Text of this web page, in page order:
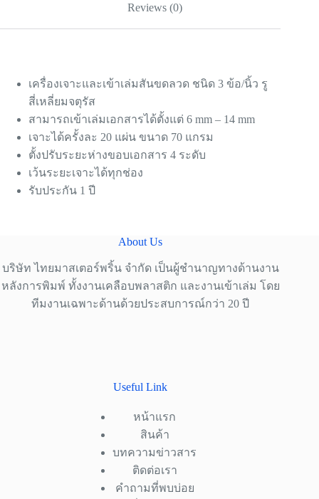
Reviews (0)
เครื่องเจาะและเข้าเล่มสันขดลวด ชนิด 3 ข้อ/นิ้ว รู
สี่เหลี่ยมจตุรัส
สามารถเข้าเล่มเอกสารได้ตั้งแต่ 6 mm – 14 mm
เจาะได้ครั้งละ 20 แผ่น ขนาด 70 แกรม
ตั้งปรับระยะห่างขอบเอกสาร 4 ระดับ
เว้นระยะเจาะได้ทุกช่อง
รับประกัน 1 ปี
About Us
บริษัท ไทยมาสเตอร์พริ้น จำกัด เป็นผู้ชำนาญทางด้านงาน
หลังการพิมพ์ ทั้งงานเคลือบพลาสติก และงานเข้าเล่ม โดย
ทีมงานเฉพาะด้านด้วยประสบการณ์กว่า 20 ปี
Useful Link
หน้าแรก
สินค้า
บทความข่าวสาร
ติดต่อเรา
คำถามที่พบบ่อย